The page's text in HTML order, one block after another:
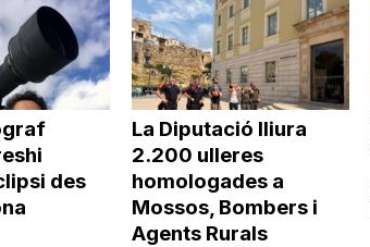
des
La Diputació lliura
2.200 ulleres
homologades a
Mossos, Bombers i
Agents Rurals